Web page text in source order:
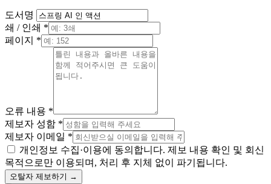
도서명
쇄 / 인쇄 *
페이지 *
오류 내용 *
제보자 성함 *
제보자 이메일 *
개인정보 수집·이용에 동의합니다. 제보 내용 확인 및 회신
목적으로만 이용되며, 처리 후 지체 없이 파기됩니다.
오탈자 제보하기 →